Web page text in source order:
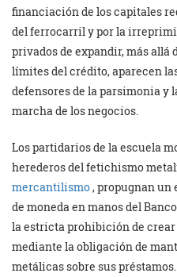
financiación de los capitales
del ferrocarril y por la
privados de expandir, más allá
límites del crédito, aparecen
defensores de la parsimonia y
marcha de los negocios.
Los partidarios de la escuela
herederos del fetichismo
mercantilismo, propugnan
de moneda en manos del
la estricta prohibición de
mediante la obligación de
metálicas sobre sus